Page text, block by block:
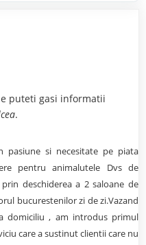
puteti gasi informatii
.
si necesitate pe piata
pentru animalutele Dvs de
deschiderea a 2 saloane de
bucurestenilor zi de zi.Vazand
domiciliu , am introdus primul
care a sustinut clientii care nu